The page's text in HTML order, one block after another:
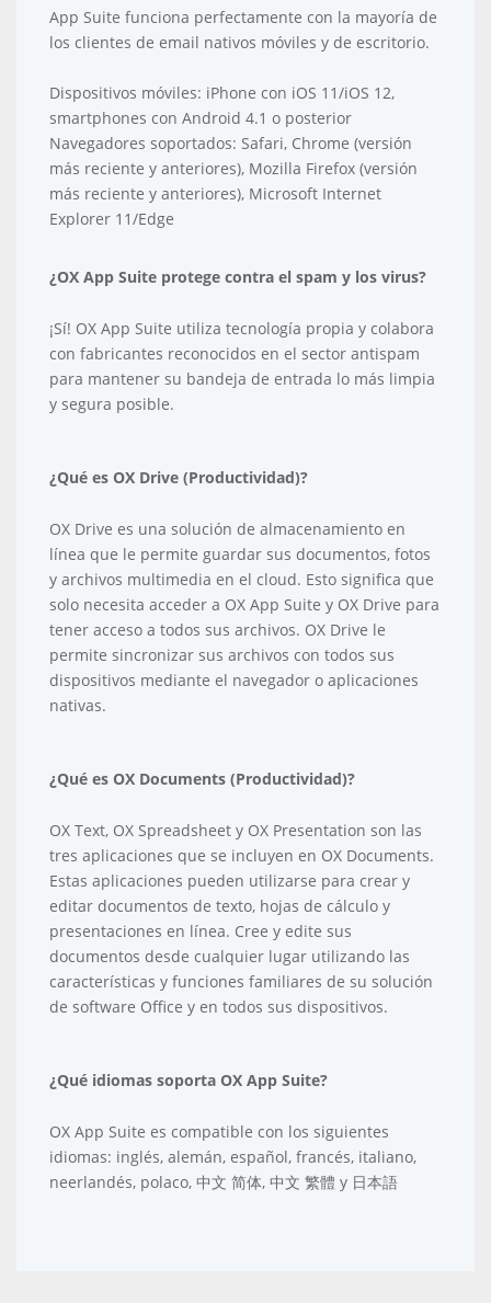
App Suite funciona perfectamente con la mayoría de
los clientes de email nativos móviles y de escritorio.
Dispositivos móviles: iPhone con iOS 11/iOS 12,
smartphones con Android 4.1 o posterior
Navegadores soportados: Safari, Chrome (versión
más reciente y anteriores), Mozilla Firefox (versión
más reciente y anteriores), Microsoft Internet
Explorer 11/Edge
¿OX App Suite protege contra el spam y los virus?
¡Sí! OX App Suite utiliza tecnología propia y colabora
con fabricantes reconocidos en el sector antispam
para mantener su bandeja de entrada lo más limpia
y segura posible.
¿Qué es OX Drive (Productividad)?
OX Drive es una solución de almacenamiento en
línea que le permite guardar sus documentos, fotos
y archivos multimedia en el cloud. Esto significa que
solo necesita acceder a OX App Suite y OX Drive para
tener acceso a todos sus archivos. OX Drive le
permite sincronizar sus archivos con todos sus
dispositivos mediante el navegador o aplicaciones
nativas.
¿Qué es OX Documents (Productividad)?
OX Text, OX Spreadsheet y OX Presentation son las
tres aplicaciones que se incluyen en OX Documents.
Estas aplicaciones pueden utilizarse para crear y
editar documentos de texto, hojas de cálculo y
presentaciones en línea. Cree y edite sus
documentos desde cualquier lugar utilizando las
características y funciones familiares de su solución
de software Office y en todos sus dispositivos.
¿Qué idiomas soporta OX App Suite?
OX App Suite es compatible con los siguientes
idiomas: inglés, alemán, español, francés, italiano,
neerlandés, polaco, 中文 简体, 中文 繁體 y 日本語